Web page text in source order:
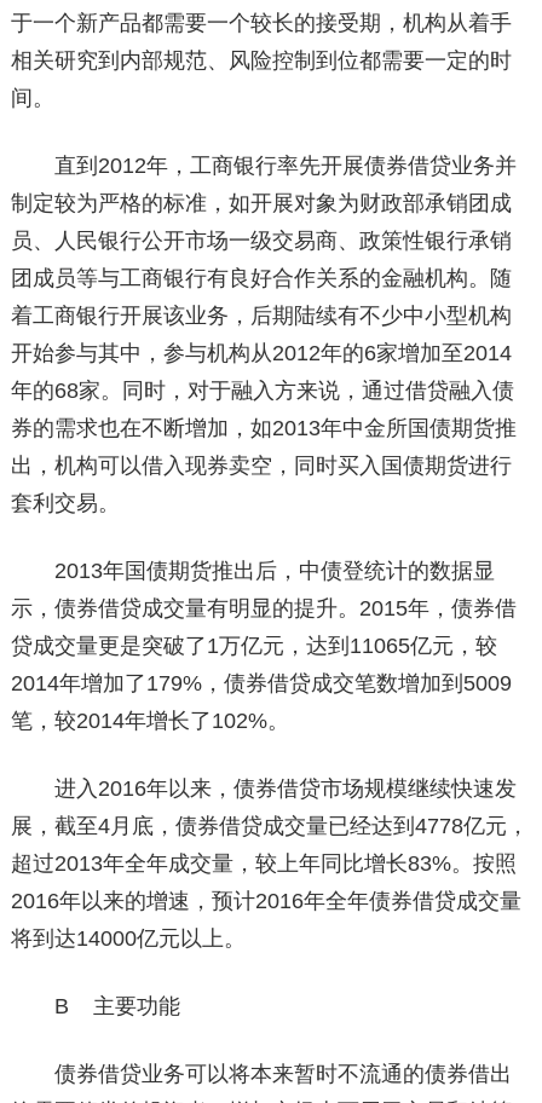
于一个新产品都需要一个较长的接受期，机构从着手
相关研究到内部规范、风险控制到位都需要一定的时
间。
直到2012年，工商银行率先开展债券借贷业务并
制定较为严格的标准，如开展对象为财政部承销团成
员、人民银行公开市场一级交易商、政策性银行承销
团成员等与工商银行有良好合作关系的金融机构。随
着工商银行开展该业务，后期陆续有不少中小型机构
开始参与其中，参与机构从2012年的6家增加至2014
年的68家。同时，对于融入方来说，通过借贷融入债
券的需求也在不断增加，如2013年中金所国债期货推
出，机构可以借入现券卖空，同时买入国债期货进行
套利交易。
2013年国债期货推出后，中债登统计的数据显
示，债券借贷成交量有明显的提升。2015年，债券借
贷成交量更是突破了1万亿元，达到11065亿元，较
2014年增加了179%，债券借贷成交笔数增加到5009
笔，较2014年增长了102%。
进入2016年以来，债券借贷市场规模继续快速发
展，截至4月底，债券借贷成交量已经达到4778亿元，
超过2013年全年成交量，较上年同比增长83%。按照
2016年以来的增速，预计2016年全年债券借贷成交量
将到达14000亿元以上。
B 主要功能
债券借贷业务可以将本来暂时不流通的债券借出